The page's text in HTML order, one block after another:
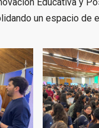
un espacio de